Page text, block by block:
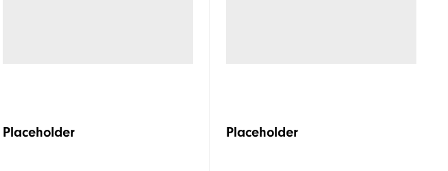
Placeholder Placeholder